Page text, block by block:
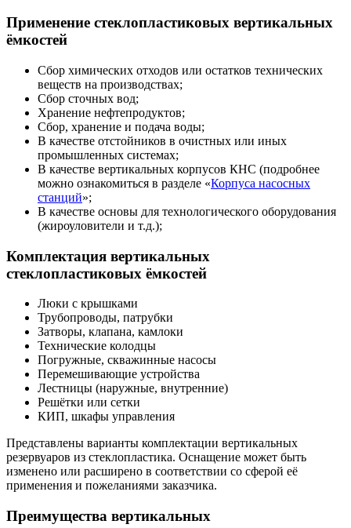
Применение стеклопластиковых вертикальных
ёмкостей
Сбор химических отходов или остатков технических
веществ на производствах;
Сбор сточных вод;
Хранение нефтепродуктов;
Сбор, хранение и подача воды;
В качестве отстойников в очистных или иных
промышленных системах;
В качестве вертикальных корпусов КНС (подробнее
можно ознакомиться в разделе «Корпуса насосных
станций»;
В качестве основы для технологического оборудования
(жироуловители и т.д.);
Комплектация вертикальных
стеклопластиковых ёмкостей
Люки с крышками
Трубопроводы, патрубки
Затворы, клапана, камлоки
Технические колодцы
Погружные, скважинные насосы
Перемешивающие устройства
Лестницы (наружные, внутренние)
Решётки или сетки
КИП, шкафы управления
Представлены варианты комплектации вертикальных
резервуаров из стеклопластика. Оснащение может быть
изменено или расширено в соответствии со сферой её
применения и пожеланиями заказчика.
Преимущества вертикальных